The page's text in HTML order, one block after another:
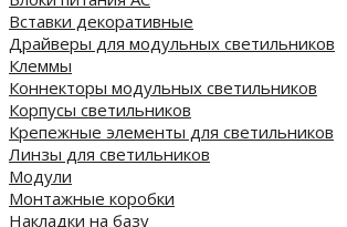
Вставки декоративные
Драйверы для модульных светильников
Клеммы
Коннекторы модульных светильников
Корпусы светильников
Крепежные элементы для светильников
Линзы для светильников
Модули
Монтажные коробки
Накладки на базу